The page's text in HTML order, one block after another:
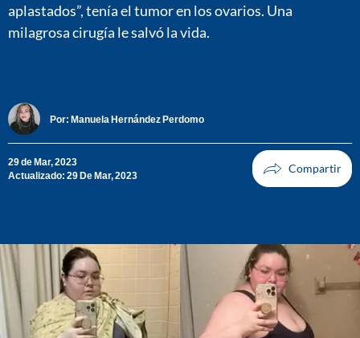
aplastados”, tenía el tumor en los ovarios. Una
milagrosa cirugía le salvó la vida.
Por: Manuela Hernández Perdomo
29 de Mar, 2023
Actualizado: 29 De Mar, 2023